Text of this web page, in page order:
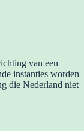
van een
instanties worden
die Nederland niet